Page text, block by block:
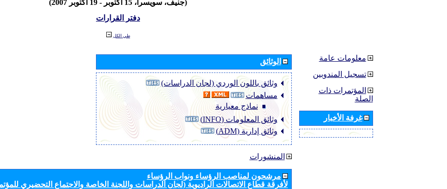
(جنيف، سويسرا، 15 أكتوبر - 19 أكتوبر 2007)
دفتر القرارات
طي الكل
الوثائق
وثائق باللون الوردي (لجان الدراسات)
مساهمات
نماذج معيارية
وثائق المعلومات (INFO)
وثائق إدارية (ADM)
المنشورات
مرشحون لمناصب الرؤساء ونواب الرؤساء
لأفرقة قطاع الاتصالات الراديوية (لجان الدراسات واللجنة الخاصة والاجتماع التحضيري
معلومات عامة
تسجيل المندوبين
المؤتمرات ذات
الصلة
غرفة الأخبار